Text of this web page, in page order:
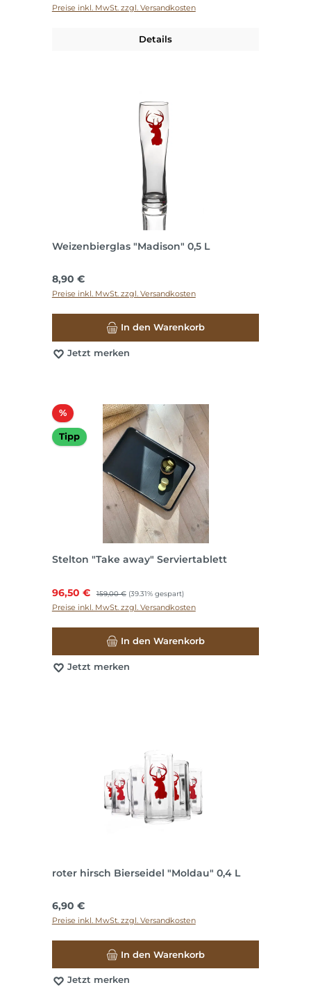
Preise inkl. MwSt. zzgl. Versandkosten
Details
Weizenbierglas "Madison" 0,5 L
Regulärer Preis:
8,90 €
Preise inkl. MwSt. zzgl. Versandkosten
In den Warenkorb
Jetzt merken
%Rabatt
Tipp
Stelton "Take away" Serviertablett
Verkaufspreis:
96,50 € Regulärer Preis:
159,00 € (39.31% gespart)
Preise inkl. MwSt. zzgl. Versandkosten
In den Warenkorb
Jetzt merken
roter hirsch Bierseidel "Moldau" 0,4 L
Regulärer Preis:
6,90 €
Preise inkl. MwSt. zzgl. Versandkosten
In den Warenkorb
Jetzt merken